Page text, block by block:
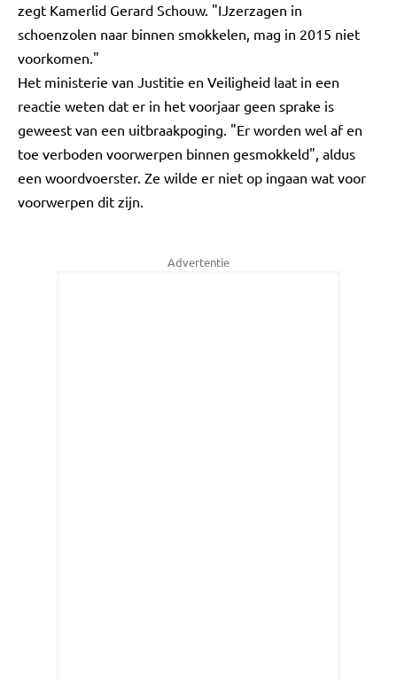
zegt Kamerlid Gerard Schouw. "IJzerzagen in
schoenzolen naar binnen smokkelen, mag in 2015 niet
voorkomen."
Het ministerie van Justitie en Veiligheid laat in een
reactie weten dat er in het voorjaar geen sprake is
geweest van een uitbraakpoging. "Er worden wel af en
toe verboden voorwerpen binnen gesmokkeld", aldus
een woordvoerster. Ze wilde er niet op ingaan wat voor
voorwerpen dit zijn.
Advertentie